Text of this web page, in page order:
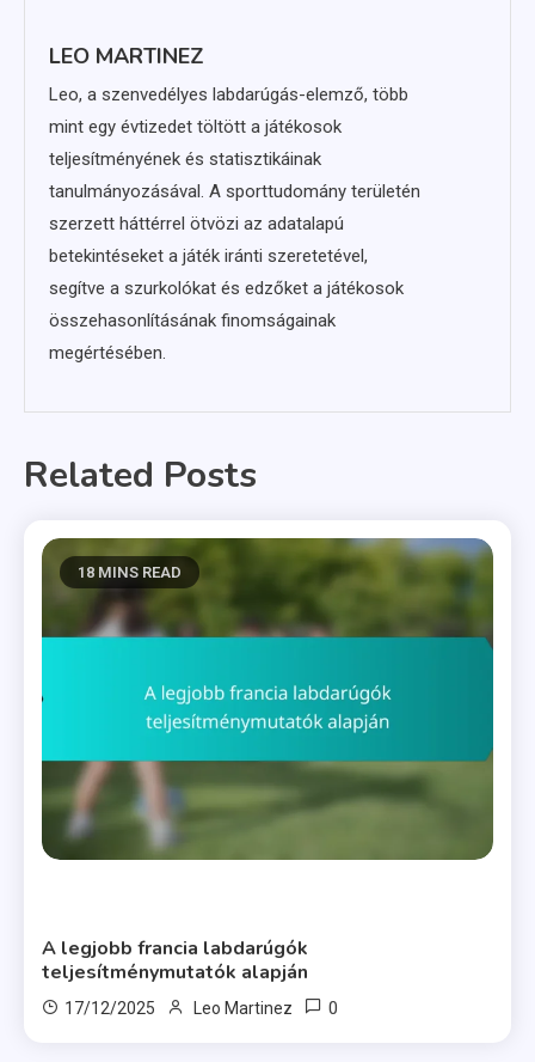
LEO MARTINEZ
Leo, a szenvedélyes labdarúgás-elemző, több
mint egy évtizedet töltött a játékosok
teljesítményének és statisztikáinak
tanulmányozásával. A sporttudomány területén
szerzett háttérrel ötvözi az adatalapú
betekintéseket a játék iránti szeretetével,
segítve a szurkolókat és edzőket a játékosok
összehasonlításának finomságainak
megértésében.
Related Posts
18 MINS READ
A legjobb francia labdarúgók
teljesítménymutatók alapján
17/12/2025 Leo Martinez 0